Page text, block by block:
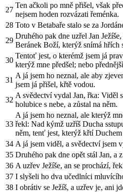
27
Ten ačkoli po mně přišel, však
nejsem hoden rozvázati řeménka.
28 Toto v Betabaře stalo se za
29
Druhého pak dne uzřel Jan
Beránek Boží, kterýž snímá hřích
30
Tentoť jest, o kterémž jsem já
kterýž mne předšel; nebo
31
A já jsem ho neznal, ale aby
jsem já přišel, křtě vodou.
32
A svědectví vydal Jan, řka: Viděl
holubice s nebe, a zůstal na něm.
33
A já jsem ho neznal, ale kterýž
řekl: Nad kýmž uzříš Ducha
něm, tenť jest, kterýž křtí Duchem
34 A já jsem viděl, a svědectví jsem
35 Druhého pak dne opět stál Jan, a
36 A uzřev Ježíše, an se prochází,
37 I slyšeli ho dva učedlníci
38 I obrátiv se Ježíš, a uzřev je, ani